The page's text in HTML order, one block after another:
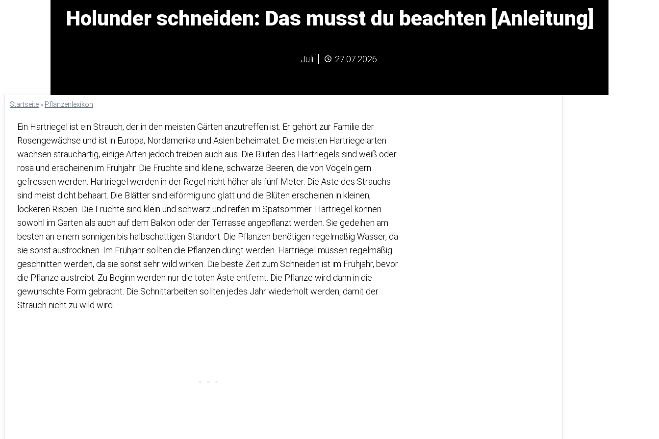
Holunder schneiden: Das musst du beachten [Anleitung]
Juli 27.07.2026
Startseite » Pflanzenlexikon
Ein Hartriegel ist ein Strauch, der in den meisten Gärten anzutreffen ist. Er gehört zur Familie der
Rosengewächse und ist in Europa, Nordamerika und Asien beheimatet. Die meisten Hartriegelarten
wachsen strauchartig, einige Arten jedoch treiben auch aus. Die Blüten des Hartriegels sind weiß oder
rosa und erscheinen im Frühjahr. Die Früchte sind kleine, schwarze Beeren, die von Vögeln gern
gefressen werden. Hartriegel werden in der Regel nicht höher als fünf Meter. Die Äste des Strauchs
sind meist dicht behaart. Die Blätter sind eiförmig und glatt und die Blüten erscheinen in kleinen,
lockeren Rispen. Die Früchte sind klein und schwarz und reifen im Spätsommer. Hartriegel können
sowohl im Garten als auch auf dem Balkon oder der Terrasse angepflanzt werden. Sie gedeihen am
besten an einem sonnigen bis halbschattigen Standort. Die Pflanzen benötigen regelmäßig Wasser, da
sie sonst austrocknen. Im Frühjahr sollten die Pflanzen düngt werden. Hartriegel müssen regelmäßig
geschnitten werden, da sie sonst sehr wild wirken. Die beste Zeit zum Schneiden ist im Frühjahr, bevor
die Pflanze austreibt. Zu Beginn werden nur die toten Äste entfernt. Die Pflanze wird dann in die
gewünschte Form gebracht. Die Schnittarbeiten sollten jedes Jahr wiederholt werden, damit der
Strauch nicht zu wild wird.